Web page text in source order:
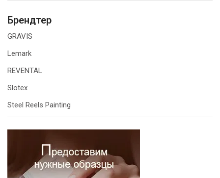
Брендтер
GRAVIS
Lemark
REVENTAL
Slotex
Steel Reels Painting